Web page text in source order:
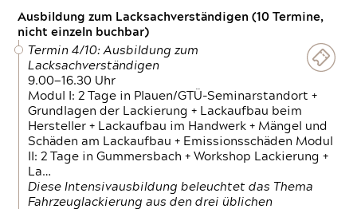
Ausbildung zum Lacksachverständigen (10 Termine,
nicht einzeln buchbar)
Termin 4/10: Ausbildung zum
Lacksachverständigen
9.00—16.30 Uhr
Modul I: 2 Tage in Plauen/GTÜ-Seminarstandort +
Grundlagen der Lackierung + Lackaufbau beim
Hersteller + Lackaufbau im Handwerk + Mängel und
Schäden am Lackaufbau + Emissionsschäden Modul
II: 2 Tage in Gummersbach + Workshop Lackierung +
La…
Diese Intensivausbildung beleuchtet das Thema
Fahrzeuglackierung aus den drei üblichen